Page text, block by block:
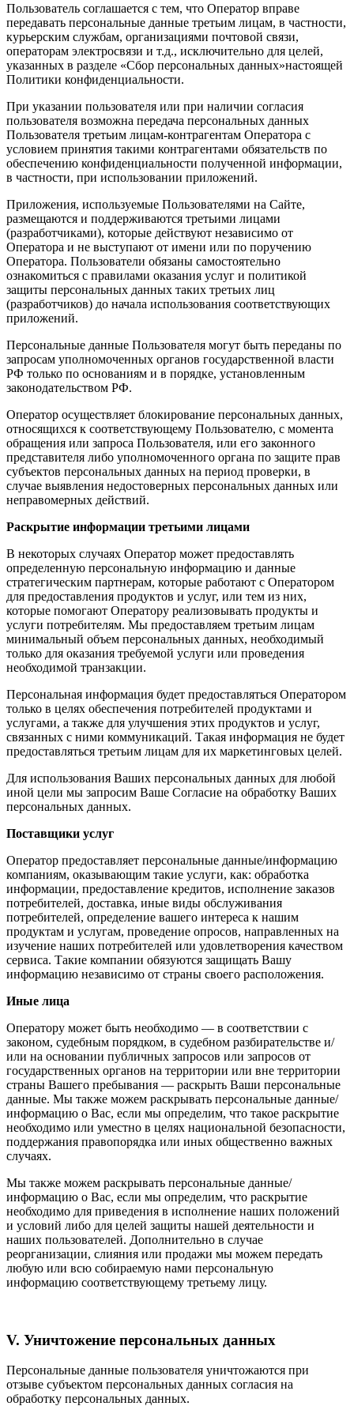
Пользователь соглашается с тем, что Оператор вправе
передавать персональные данные третьим лицам, в частности,
курьерским службам, организациями почтовой связи,
операторам электросвязи и т.д., исключительно для целей,
указанных в разделе «Сбор персональных данных»настоящей
Политики конфиденциальности.
При указании пользователя или при наличии согласия
пользователя возможна передача персональных данных
Пользователя третьим лицам-контрагентам Оператора с
условием принятия такими контрагентами обязательств по
обеспечению конфиденциальности полученной информации,
в частности, при использовании приложений.
Приложения, используемые Пользователями на Сайте,
размещаются и поддерживаются третьими лицами
(разработчиками), которые действуют независимо от
Оператора и не выступают от имени или по поручению
Оператора. Пользователи обязаны самостоятельно
ознакомиться с правилами оказания услуг и политикой
защиты персональных данных таких третьих лиц
(разработчиков) до начала использования соответствующих
приложений.
Персональные данные Пользователя могут быть переданы по
запросам уполномоченных органов государственной власти
РФ только по основаниям и в порядке, установленным
законодательством РФ.
Оператор осуществляет блокирование персональных данных,
относящихся к соответствующему Пользователю, с момента
обращения или запроса Пользователя, или его законного
представителя либо уполномоченного органа по защите прав
субъектов персональных данных на период проверки, в
случае выявления недостоверных персональных данных или
неправомерных действий.
Раскрытие информации третьими лицами
В некоторых случаях Оператор может предоставлять
определенную персональную информацию и данные
стратегическим партнерам, которые работают с Оператором
для предоставления продуктов и услуг, или тем из них,
которые помогают Оператору реализовывать продукты и
услуги потребителям. Мы предоставляем третьим лицам
минимальный объем персональных данных, необходимый
только для оказания требуемой услуги или проведения
необходимой транзакции.
Персональная информация будет предоставляться Оператором
только в целях обеспечения потребителей продуктами и
услугами, а также для улучшения этих продуктов и услуг,
связанных с ними коммуникаций. Такая информация не будет
предоставляться третьим лицам для их маркетинговых целей.
Для использования Ваших персональных данных для любой
иной цели мы запросим Ваше Согласие на обработку Ваших
персональных данных.
Поставщики услуг
Оператор предоставляет персональные данные/информацию
компаниям, оказывающим такие услуги, как: обработка
информации, предоставление кредитов, исполнение заказов
потребителей, доставка, иные виды обслуживания
потребителей, определение вашего интереса к нашим
продуктам и услугам, проведение опросов, направленных на
изучение наших потребителей или удовлетворения качеством
сервиса. Такие компании обязуются защищать Вашу
информацию независимо от страны своего расположения.
Иные лица
Оператору может быть необходимо — в соответствии с
законом, судебным порядком, в судебном разбирательстве и/
или на основании публичных запросов или запросов от
государственных органов на территории или вне территории
страны Вашего пребывания — раскрыть Ваши персональные
данные. Мы также можем раскрывать персональные данные/
информацию о Вас, если мы определим, что такое раскрытие
необходимо или уместно в целях национальной безопасности,
поддержания правопорядка или иных общественно важных
случаях.
Мы также можем раскрывать персональные данные/
информацию о Вас, если мы определим, что раскрытие
необходимо для приведения в исполнение наших положений
и условий либо для целей защиты нашей деятельности и
наших пользователей. Дополнительно в случае
реорганизации, слияния или продажи мы можем передать
любую или всю собираемую нами персональную
информацию соответствующему третьему лицу.
V. Уничтожение персональных данных
Персональные данные пользователя уничтожаются при
отзыве субъектом персональных данных согласия на
обработку персональных данных.